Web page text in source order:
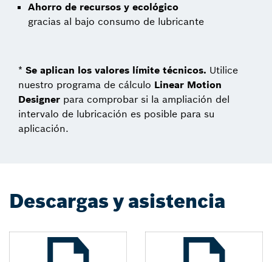
Ahorro de recursos y ecológico
gracias al bajo consumo de lubricante
* Se aplican los valores límite técnicos. Utilice
nuestro programa de cálculo Linear Motion
Designer para comprobar si la ampliación del
intervalo de lubricación es posible para su
aplicación.
Descargas y asistencia